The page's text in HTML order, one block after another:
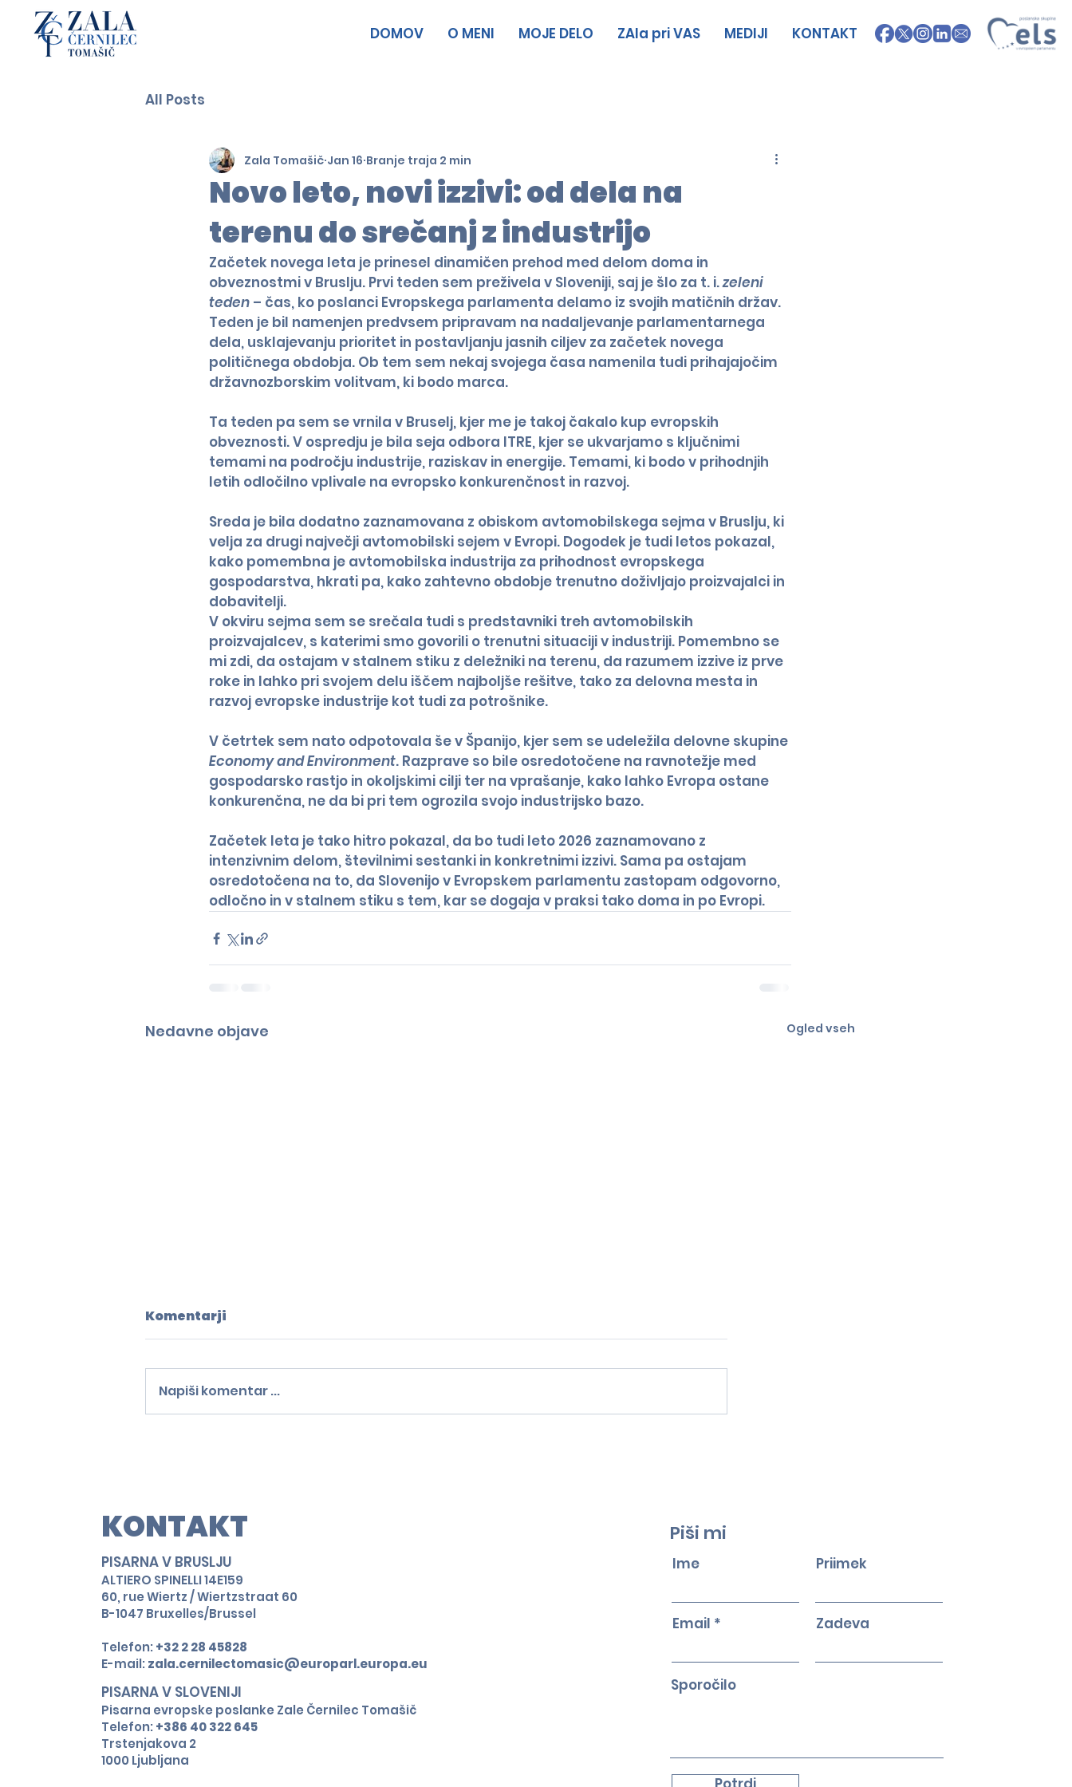
DOMOV O MENI MOJE DELO ZAla pri VAS MEDIJI KONTAKT
All Posts
Novo leto, novi izzivi: od dela na
terenu do srečanj z industrijo
Zala Tomašič Jan 16 Branje traja 2 min
Začetek novega leta je prinesel dinamičen prehod med delom doma in
obveznostmi v Bruslju. Prvi teden sem preživela v Sloveniji, saj je šlo za t. i. zeleni
teden – čas, ko poslanci Evropskega parlamenta delamo iz svojih matičnih držav.
Teden je bil namenjen predvsem pripravam na nadaljevanje parlamentarnega
dela, usklajevanju prioritet in postavljanju jasnih ciljev za začetek novega
političnega obdobja. Ob tem sem nekaj svojega časa namenila tudi prihajajočim
državnozborskim volitvam, ki bodo marca.
Ta teden pa sem se vrnila v Bruselj, kjer me je takoj čakalo kup evropskih
obveznosti. V ospredju je bila seja odbora ITRE, kjer se ukvarjamo s ključnimi
temami na področju industrije, raziskav in energije. Temami, ki bodo v prihodnjih
letih odločilno vplivale na evropsko konkurenčnost in razvoj.
Sreda je bila dodatno zaznamovana z obiskom avtomobilskega sejma v Bruslju, ki
velja za drugi največji avtomobilski sejem v Evropi. Dogodek je tudi letos pokazal,
kako pomembna je avtomobilska industrija za prihodnost evropskega
gospodarstva, hkrati pa, kako zahtevno obdobje trenutno doživljajo proizvajalci in
dobavitelji.
V okviru sejma sem se srečala tudi s predstavniki treh avtomobilskih
proizvajalcev, s katerimi smo govorili o trenutni situaciji v industriji. Pomembno se
mi zdi, da ostajam v stalnem stiku z deležniki na terenu, da razumem izzive iz prve
roke in lahko pri svojem delu iščem najboljše rešitve, tako za delovna mesta in
razvoj evropske industrije kot tudi za potrošnike.
V četrtek sem nato odpotovala še v Španijo, kjer sem se udeležila delovne skupine
Economy and Environment. Razprave so bile osredotočene na ravnotežje med
gospodarsko rastjo in okoljskimi cilji ter na vprašanje, kako lahko Evropa ostane
konkurenčna, ne da bi pri tem ogrozila svojo industrijsko bazo.
Začetek leta je tako hitro pokazal, da bo tudi leto 2026 zaznamovano z
intenzivnim delom, številnimi sestanki in konkretnimi izzivi. Sama pa ostajam
osredotočena na to, da Slovenijo v Evropskem parlamentu zastopam odgovorno,
odločno in v stalnem stiku s tem, kar se dogaja v praksi tako doma in po Evropi.
Nedavne objave Ogled vseh
Komentarji
Napiši komentar ...
KONTAKT
PISARNA V BRUSLJU
ALTIERO SPINELLI 14E159
60, rue Wiertz / Wiertzstraat 60
B-1047 Bruxelles/Brussel​
Telefon:+32 2 28 45828
E-mail:zala.cernilectomasic@europarl.europa.eu
PISARNA V SLOVENIJI
Pisarna evropske poslanke Zale Černilec Tomašič
Telefon:+386 40 322 645
Trstenjakova 2
1000 Ljubljana
Piši mi
Ime Priimek
Email Zadeva
Sporočilo